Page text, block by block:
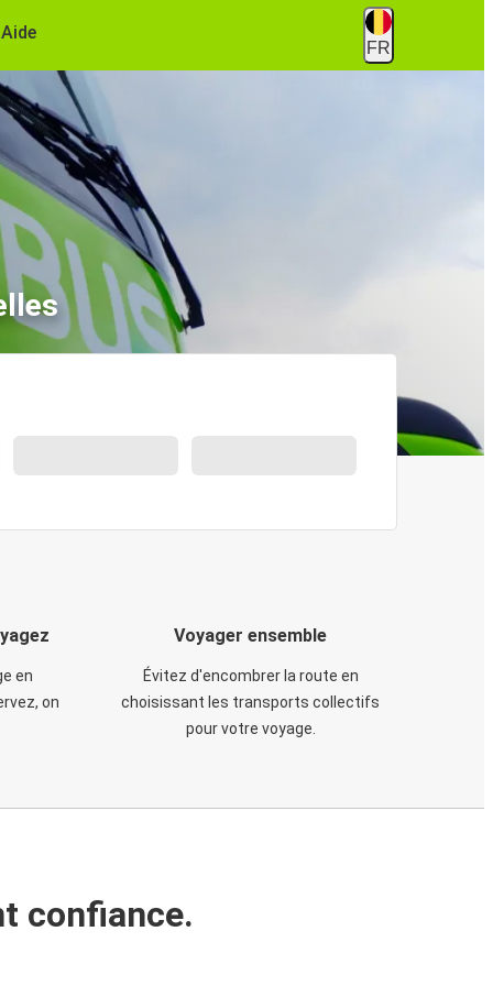
Aide
FR
en
on
Voyager ensemble
Évitez d'encombrer la route en
choisissant les transports collectifs
pour votre voyage.
confiance.